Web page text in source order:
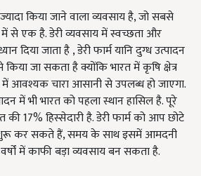
किया जाने वाला व्यवसाय है, जो सबसे
में से एक है. डेरी व्यवसाय में स्वच्छता और
दिया जाता है , डेरी फार्म यानि दुग्ध उत्पादन
जा सकता है क्योंकि भारत में कृषि क्षेत्र
चारा आसानी से उपलब्ध हो जाएगा.
में भी भारत को पहला स्थान हासिल है. पूरे
की 17% हिस्सेदारी है. डेरी फार्म को आप छोटे
कर सकते हैं, समय के साथ इसमें आमदनी
में काफी बड़ा व्यवसाय बन सकता है.